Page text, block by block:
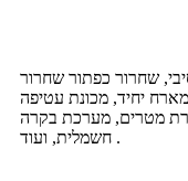
שחרור כפתור שחרור
יחיד, מכונת עטיפה
מטרים, מערכת בקרה
חשמלית, ועוד .